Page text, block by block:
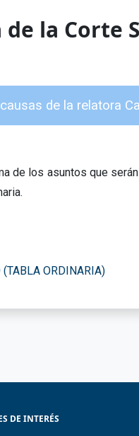
de la Corte
de la relatora
de los asuntos que
(TABLA ORDINARIA)
DE INTERÉS